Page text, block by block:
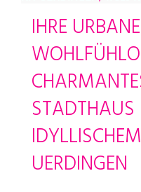
IHRE URBANE
UERDINGEN